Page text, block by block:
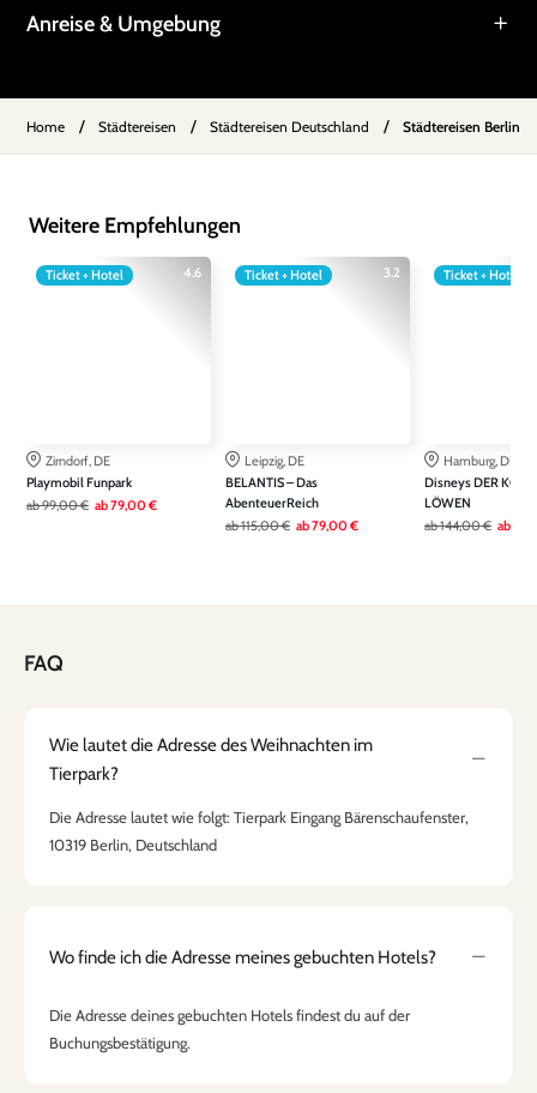
Anreise & Umgebung
Home / Städtereisen / Städtereisen Deutschland / Städtereisen Berlin
Weitere Empfehlungen
4.6
Ticket + Hotel
Zirndorf, DE
Playmobil Funpark
ab99,00 € ab79,00 €
3.2
Ticket + Hotel
Leipzig, DE
BELANTIS – Das
AbenteuerReich
ab115,00 € ab79,00 €
Ticket + Hotel
Hamburg, DE
Disneys DER
LÖWEN
ab144,00 € ab
FAQ
Wie lautet die Adresse des Weihnachten im
Tierpark?
Die Adresse lautet wie folgt: Tierpark Eingang Bärenschaufenster,
10319 Berlin, Deutschland
Wo finde ich die Adresse meines gebuchten Hotels?
Die Adresse deines gebuchten Hotels findest du auf der
Buchungsbestätigung.